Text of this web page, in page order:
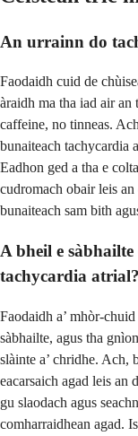
An urrainn do
Faodaidh cuid de
àraidh ma tha iad air an
caffeine, no tinneas.
bunaiteach tachycardia
Eadhon ged a tha e
cudromach obair leis
bunaiteach sam bith
A bheil e
tachycardia atrial?
Faodaidh a’ mhòr-
sàbhailte, agus tha
slàinte a’ chridhe. Ach,
eacarsaich agad leis an
gu slaodach agus
comharraidhean agad.